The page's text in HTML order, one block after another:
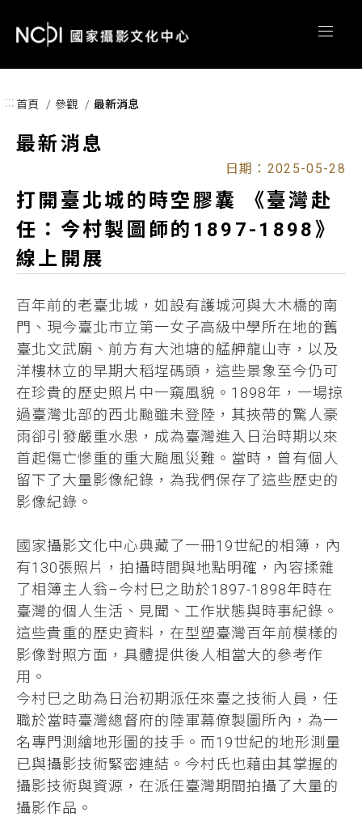
::: 首頁 參觀 最新消息
最新消息
打開臺北城的時空膠囊 《臺灣赴
任：今村製圖師的1897-1898》
線上開展
日期：2025-05-28
百年前的老臺北城，如設有護城河與大木橋的南
門、現今臺北市立第一女子高級中學所在地的舊
臺北文武廟、前方有大池塘的艋舺龍山寺，以及
洋樓林立的早期大稻埕碼頭，這些景象至今仍可
在珍貴的歷史照片中一窺風貌。1898年，一場掠
過臺灣北部的西北颱雖未登陸，其挾帶的驚人豪
雨卻引發嚴重水患，成為臺灣進入日治時期以來
首起傷亡慘重的重大颱風災難。當時，曾有個人
留下了大量影像紀錄，為我們保存了這些歷史的
影像紀錄。
國家攝影文化中心典藏了一冊19世紀的相簿，內
有130張照片，拍攝時間與地點明確，內容揉雜
了相簿主人翁–今村巳之助於1897-1898年時在
臺灣的個人生活、見聞、工作狀態與時事紀錄。
這些貴重的歷史資料，在型塑臺灣百年前模樣的
影像對照方面，具體提供後人相當大的參考作
用。
今村巳之助為日治初期派任來臺之技術人員，任
職於當時臺灣總督府的陸軍幕僚製圖所內，為一
名專門測繪地形圖的技手。而19世紀的地形測量
已與攝影技術緊密連結。今村氏也藉由其掌握的
攝影技術與資源，在派任臺灣期間拍攝了大量的
攝影作品。